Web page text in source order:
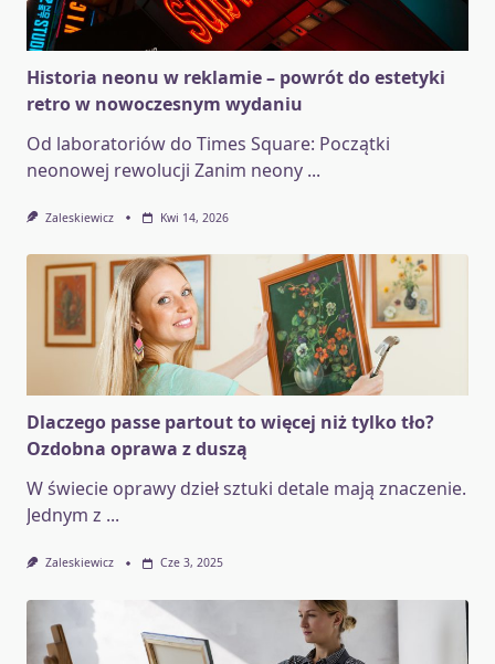
Historia neonu w reklamie – powrót do estetyki
retro w nowoczesnym wydaniu
Od laboratoriów do Times Square: Początki
neonowej rewolucji Zanim neony ...
Zaleskiewicz Kwi 14, 2026
Dlaczego passe partout to więcej niż tylko tło?
Ozdobna oprawa z duszą
W świecie oprawy dzieł sztuki detale mają znaczenie.
Jednym z ...
Zaleskiewicz Cze 3, 2025